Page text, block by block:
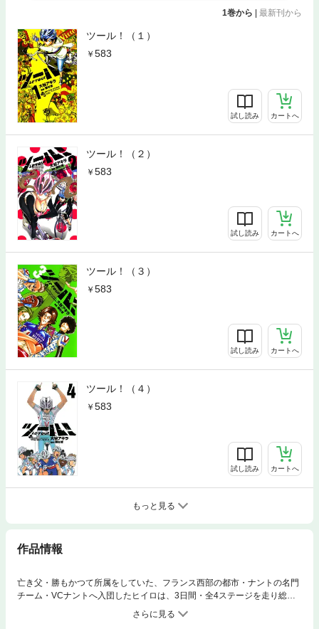
1巻から 最新刊から
ツール！（１）
583
試し読み カートへ
ツール！（２）
583
試し読み カートへ
ツール！（３）
583
試し読み カートへ
ツール！（４）
583
試し読み カートへ
もっと見る
作品情報
亡き父・勝もかつて所属をしていた、フランス西部の都市・ナントの名門
チーム・VCナントへ入団したヒイロは、3日間・全4ステージを走り総合
時間を競うステージレースへと挑む。第2ステージの個人TTまでを終え、
VCナントのエース・ローランは首位と40秒差の総合2位。そして迎える第